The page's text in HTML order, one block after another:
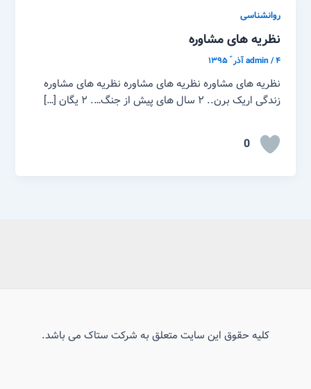
روانشناسی
نظریه های مشاوره
admin/۴ آذر ّ ۱۳۹۵
نظریه های مشاوره نظریه های مشاوره نظریه های مشاوره
زندگی اریک برن.. ۲ سال های پیش از جنگ…. ۲ یگان […]
0
کلیه حقوق این سایت متعلق به شرکت ستاک می باشد.